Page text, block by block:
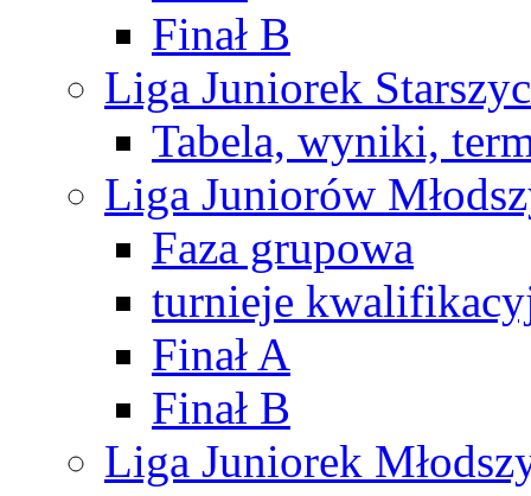
Finał B
Liga Juniorek
Tabela, wyniki,
Liga Juniorów
Faza grupowa
turnieje
Finał A
Finał B
Liga Juniorek